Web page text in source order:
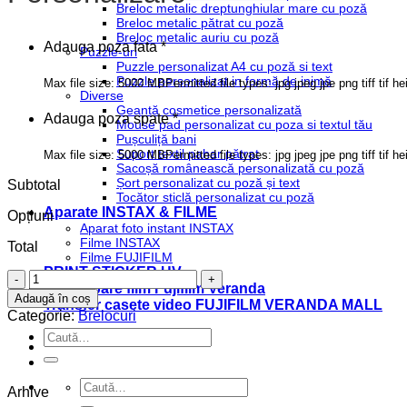
Breloc metalic dreptunghiular mare cu poză
Breloc metalic pătrat cu poză
Breloc metalic auriu cu poză
Puzzle-uri
Puzzle personalizat A4 cu poză si text
Puzzle personalizat in formă de inimă
Diverse
Geantă cosmetice personalizată
Mouse pad personalizat cu poza si textul tău
Pușculiță bani
Suport textil pahar pătrat
Sacoșă românească personalizată cu poză
Șort personalizat cu poză și text
Tocător sticlă personalizat cu poză
Aparate INSTAX & FILME
Aparat foto instant INSTAX
Filme INSTAX
Filme FUJIFILM
PRINT STICKER UV
Developare film Fujifilm Veranda
Transfer casete video FUJIFILM VERANDA MALL
Caută
după:
Caută
după:
Adauga poza fata*
Max file size: 5000 MBPermitted file types: jpg jpeg jpe png tiff tif
Adauga poza spate*
Max file size: 5000 MBPermitted file types: jpg jpeg jpe png tiff tif
Subtotal
Opțiuni
Total
Cantitate
Breloc
metalic
dreptunghiular
mare
cu
Adaugă în coș
Categorie:Brelocuri
Arhive